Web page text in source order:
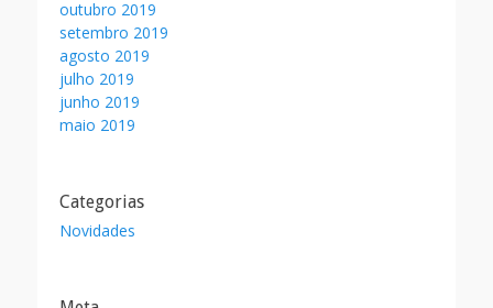
outubro 2019
setembro 2019
agosto 2019
julho 2019
junho 2019
maio 2019
Categorias
Novidades